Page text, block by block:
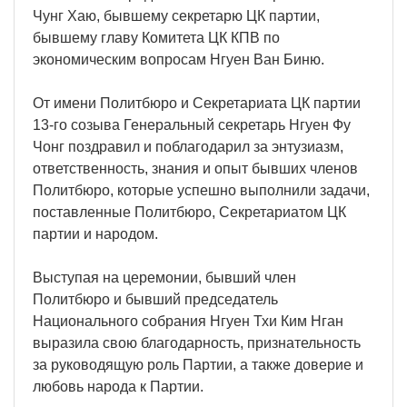
Чунг Хаю, бывшему секретарю ЦК партии,
бывшему главу Комитета ЦК КПВ по
экономическим вопросам Нгуен Ван Биню.
От имени Политбюро и Секретариата ЦК партии
13-го созыва Генеральный секретарь Нгуен Фу
Чонг поздравил и поблагодарил за энтузиазм,
ответственность, знания и опыт бывших членов
Политбюро, которые успешно выполнили задачи,
поставленные Политбюро, Секретариатом ЦК
партии и народом.
Выступая на церемонии, бывший член
Политбюро и бывший председатель
Национального собрания Нгуен Тхи Ким Нган
выразила свою благодарность, признательность
за руководящую роль Партии, а также доверие и
любовь народа к Партии.